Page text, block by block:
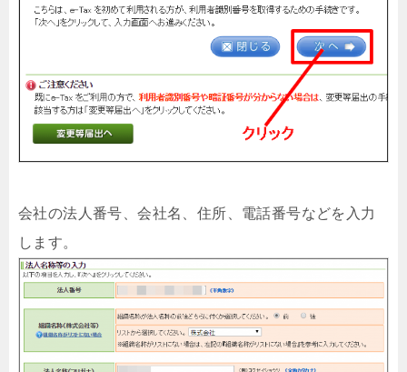
会社の法人番号、会社名、住所、電話番号などを入力
します。